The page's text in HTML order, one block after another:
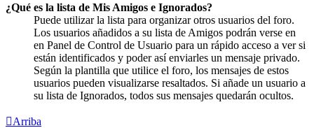
¿Qué es la lista de Mis Amigos e Ignorados?
Puede utilizar la lista para organizar otros usuarios del foro.
Los usuarios añadidos a su lista de Amigos podrán verse en
en Panel de Control de Usuario para un rápido acceso a ver si
están identificados y poder así enviarles un mensaje privado.
Según la plantilla que utilice el foro, los mensajes de estos
usuarios pueden visualizarse resaltados. Si añade un usuario a
su lista de Ignorados, todos sus mensajes quedarán ocultos.
Arriba